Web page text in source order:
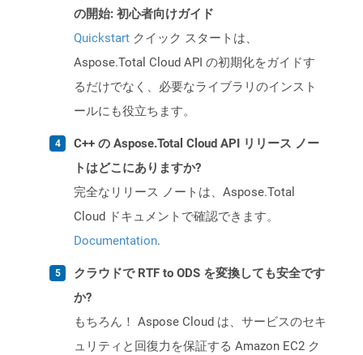
の開始: 初心者向けガイド
Quickstart クイック スタートは、
Aspose.Total Cloud API の初期化をガイドす
るだけでなく、必要なライブラリのインスト
ールにも役立ちます。
C++ の Aspose.Total Cloud API リリース ノー
トはどこにありますか?
完全なリリース ノートは、Aspose.Total
Cloud ドキュメントで確認できます。
Documentation.
クラウドで RTF to ODS を変換しても安全です
か?
もちろん！ Aspose Cloud は、サービスのセキ
ュリティと回復力を保証する Amazon EC2 ク